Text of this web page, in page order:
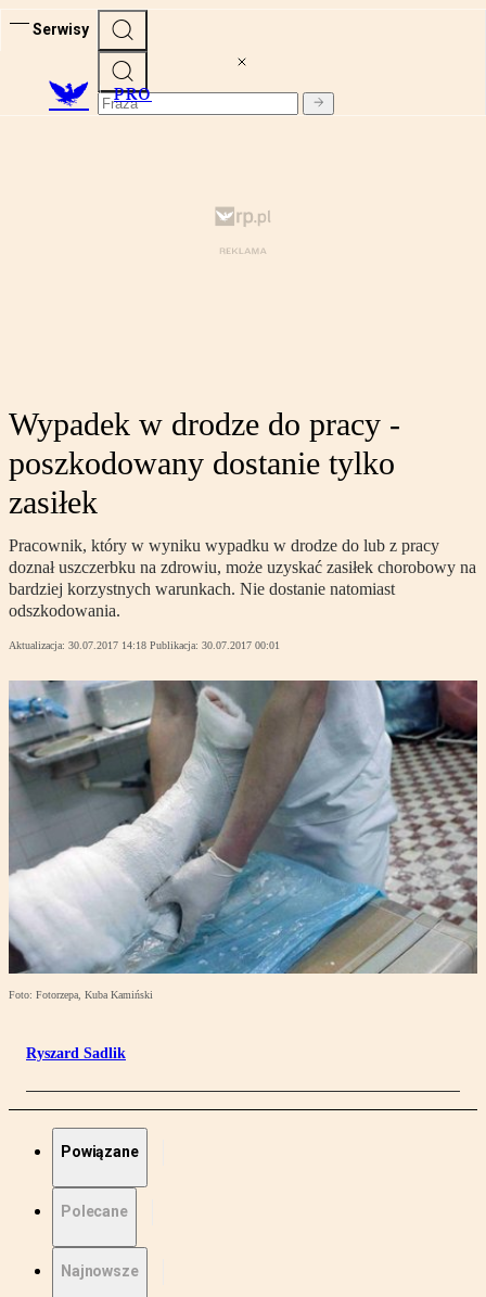
Serwisy
PRO
Wypadek w drodze do pracy -
poszkodowany dostanie tylko
zasiłek
Pracownik, który w wyniku wypadku w drodze do lub z pracy
doznał uszczerbku na zdrowiu, może uzyskać zasiłek chorobowy na
bardziej korzystnych warunkach. Nie dostanie natomiast
odszkodowania.
Aktualizacja: 30.07.2017 14:18 Publikacja: 30.07.2017 00:01
Foto: Fotorzepa, Kuba Kamiński
Ryszard Sadlik
Powiązane
Polecane
Najnowsze